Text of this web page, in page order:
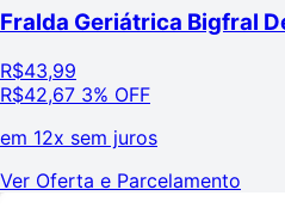
Fralda Geriátrica Bigfral
R$43,99
R$42,67 3% OFF
em 12x sem juros
Ver Oferta e Parcelamento